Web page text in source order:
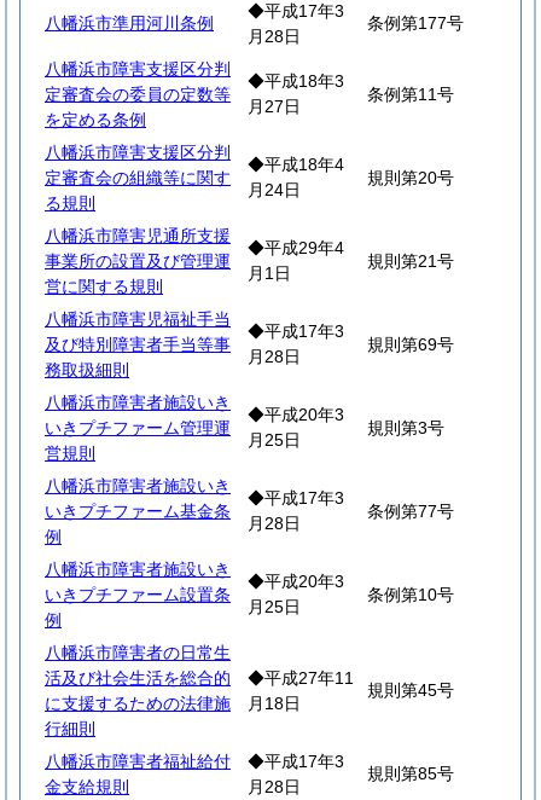
八幡浜市準用河川条例
◆平成17年3
月28日
条例第177号
八幡浜市障害支援区分判
定審査会の委員の定数等
を定める条例
◆平成18年3
月27日
条例第11号
八幡浜市障害支援区分判
定審査会の組織等に関す
る規則
◆平成18年4
月24日
規則第20号
八幡浜市障害児通所支援
事業所の設置及び管理運
営に関する規則
◆平成29年4
月1日
規則第21号
八幡浜市障害児福祉手当
及び特別障害者手当等事
務取扱細則
◆平成17年3
月28日
規則第69号
八幡浜市障害者施設いき
いきプチファーム管理運
営規則
◆平成20年3
月25日
規則第3号
八幡浜市障害者施設いき
いきプチファーム基金条
例
◆平成17年3
月28日
条例第77号
八幡浜市障害者施設いき
いきプチファーム設置条
例
◆平成20年3
月25日
条例第10号
八幡浜市障害者の日常生
活及び社会生活を総合的
に支援するための法律施
行細則
◆平成27年11
月18日
規則第45号
八幡浜市障害者福祉給付
金支給規則
◆平成17年3
月28日
規則第85号